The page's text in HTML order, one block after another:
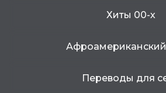
Хиты 00-х
Афроамериканский
Переводы для